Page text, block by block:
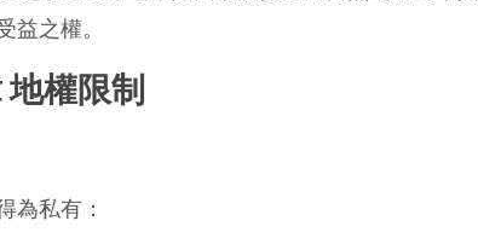
益之權。
權限制
為私有：